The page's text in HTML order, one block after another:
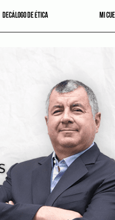
DECÁLOGO DE ÉTICA MI